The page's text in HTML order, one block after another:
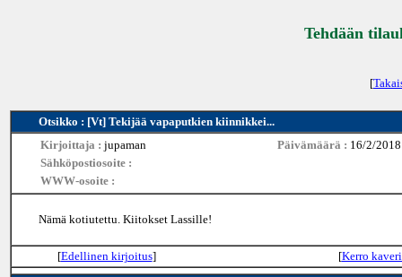
Tehdään
[
Otsikko : [Vt] Tekijää vapaputkien kiinnikkei...
Kirjoittaja : jupaman Päivämäärä : 16/2/
Sähköpostiosoite :
WWW-osoite :
Nämä kotiutettu. Kiitokset Lassille!
[Edellinen kirjoitus] [Kerro